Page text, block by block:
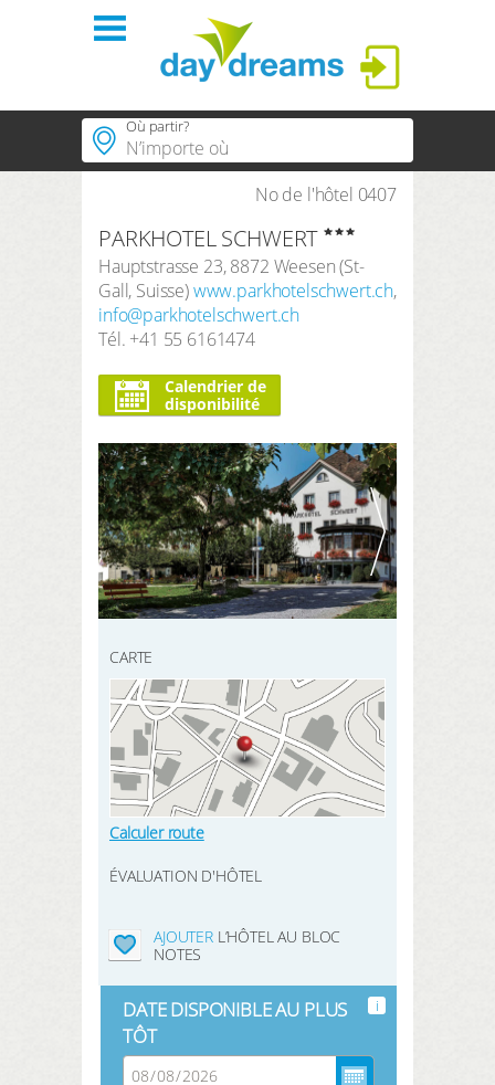
Se connecter
SE CONNECTER
Mot de passe oublié?
INSCRIVEZ-VOUS ICI
thèmes
hôtels PLUS
concept
boutique
Compte client
mes données
mes réservations
mes produits
mon bloc notes
Mes intérêts
Où partir?
Régions populaires
Thèmes populaires
Hôtels populaires
3 Nuits
Période de recherche
Arrivé Départ
Nombre de voyageurs | Chambre
2Adultes, 0Enfants 1Chambre
CHERCHER
No de l'hôtel 0407
PARKHOTEL SCHWERT
Hauptstrasse 23,8872 Weesen(St-
Gall, Suisse)www.parkhotelschwert.ch,
info@parkhotelschwert.ch
Tél. +41 55 6161474
Calendrier de
disponibilité
CARTE
Calculer route
ÉVALUATION D'HÔTEL
AJOUTERL’HÔTEL AU BLOC
NOTES
i
DATE DISPONIBLE AU PLUS
TÔT